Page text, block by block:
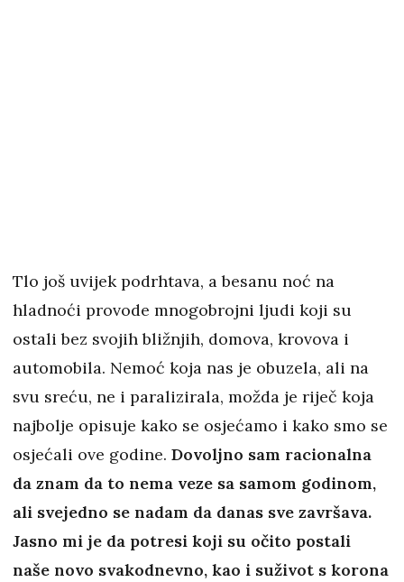
Tlo još uvijek podrhtava, a besanu noć na
hladnoći provode mnogobrojni ljudi koji su
ostali bez svojih bližnjih, domova, krovova i
automobila. Nemoć koja nas je obuzela, ali na
svu sreću, ne i paralizirala, možda je riječ koja
najbolje opisuje kako se osjećamo i kako smo se
osjećali ove godine. Dovoljno sam racionalna
da znam da to nema veze sa samom godinom,
ali svejedno se nadam da danas sve završava.
Jasno mi je da potresi koji su očito postali
naše novo svakodnevno, kao i suživot s korona